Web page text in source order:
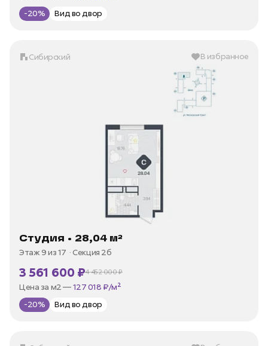
Цена за м2 —
-20% Вид во двор
Сибирский В избранное
Студия • 28,04 м²
Этаж 9 из 17 Секция 2б
3 561 600 ₽4 452 000 ₽
В ипотеку —от 17 083 ₽/мес
Цена за м2 —
-20% Вид во двор